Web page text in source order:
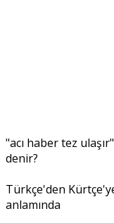
"acı haber tez
denir?
Türkçe'den
anlamında